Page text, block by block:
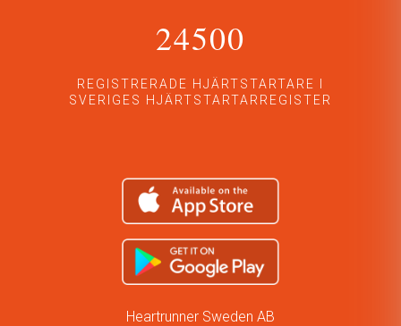
24500
REGISTRERADE HJÄRTSTARTARE I
SVERIGES HJÄRTSTARTARREGISTER
Heartrunner Sweden AB